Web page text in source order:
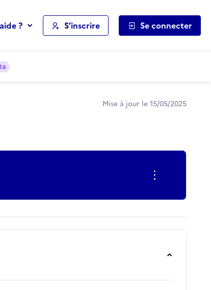
? S’inscrire Se connecter
Mise à jour le 15/05/2025